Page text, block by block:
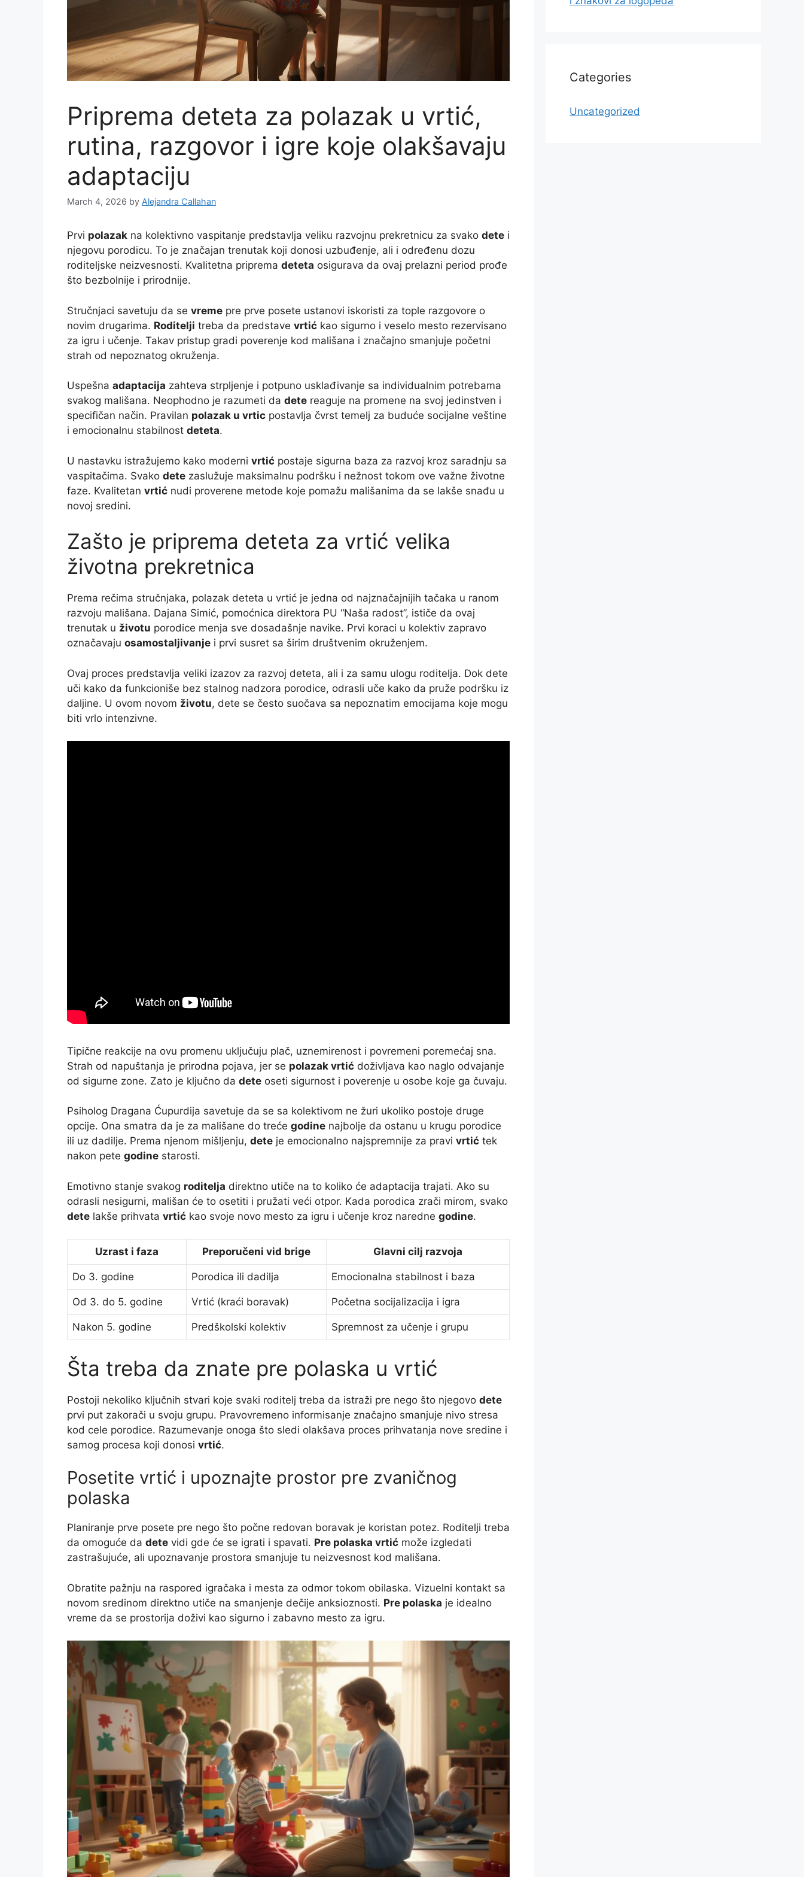
Priprema deteta za polazak u vrtić,
rutina, razgovor i igre koje olakšavaju
adaptaciju
March 4, 2026 by Alejandra Callahan
Prvi polazak na kolektivno vaspitanje predstavlja veliku razvojnu prekretnicu za svako dete i
njegovu porodicu. To je značajan trenutak koji donosi uzbuđenje, ali i određenu dozu
roditeljske neizvesnosti. Kvalitetna priprema deteta osigurava da ovaj prelazni period prođe
što bezbolnije i prirodnije.
Stručnjaci savetuju da se vreme pre prve posete ustanovi iskoristi za tople razgovore o
novim drugarima. Roditelji treba da predstave vrtić kao sigurno i veselo mesto rezervisano
za igru i učenje. Takav pristup gradi poverenje kod mališana i značajno smanjuje početni
strah od nepoznatog okruženja.
Uspešna adaptacija zahteva strpljenje i potpuno usklađivanje sa individualnim potrebama
svakog mališana. Neophodno je razumeti da dete reaguje na promene na svoj jedinstven i
specifičan način. Pravilan polazak u vrtic postavlja čvrst temelj za buduće socijalne veštine
i emocionalnu stabilnost deteta.
U nastavku istražujemo kako moderni vrtić postaje sigurna baza za razvoj kroz saradnju sa
vaspitačima. Svako dete zaslužuje maksimalnu podršku i nežnost tokom ove važne životne
faze. Kvalitetan vrtić nudi proverene metode koje pomažu mališanima da se lakše snađu u
novoj sredini.
Zašto je priprema deteta za vrtić velika
životna prekretnica
Prema rečima stručnjaka, polazak deteta u vrtić je jedna od najznačajnijih tačaka u ranom
razvoju mališana. Dajana Simić, pomoćnica direktora PU “Naša radost”, ističe da ovaj
trenutak u životu porodice menja sve dosadašnje navike. Prvi koraci u kolektiv zapravo
označavaju osamostaljivanje i prvi susret sa širim društvenim okruženjem.
Ovaj proces predstavlja veliki izazov za razvoj deteta, ali i za samu ulogu roditelja. Dok dete
uči kako da funkcioniše bez stalnog nadzora porodice, odrasli uče kako da pruže podršku iz
daljine. U ovom novom životu, dete se često suočava sa nepoznatim emocijama koje mogu
biti vrlo intenzivne.
Tipične reakcije na ovu promenu uključuju plač, uznemirenost i povremeni poremećaj sna.
Strah od napuštanja je prirodna pojava, jer se polazak vrtić doživljava kao naglo odvajanje
od sigurne zone. Zato je ključno da dete oseti sigurnost i poverenje u osobe koje ga čuvaju.
Psiholog Dragana Ćupurdija savetuje da se sa kolektivom ne žuri ukoliko postoje druge
opcije. Ona smatra da je za mališane do treće godine najbolje da ostanu u krugu porodice
ili uz dadilje. Prema njenom mišljenju, dete je emocionalno najspremnije za pravi vrtić tek
nakon pete godine starosti.
Emotivno stanje svakog roditelja direktno utiče na to koliko će adaptacija trajati. Ako su
odrasli nesigurni, mališan će to osetiti i pružati veći otpor. Kada porodica zrači mirom, svako
dete lakše prihvata vrtić kao svoje novo mesto za igru i učenje kroz naredne godine.
Uzrast i faza Preporučeni vid brige Glavni cilj razvoja
Do 3. godine Porodica ili dadilja Emocionalna stabilnost i baza
Od 3. do 5. godine Vrtić (kraći boravak) Početna socijalizacija i igra
Nakon 5. godine Predškolski kolektiv Spremnost za učenje i grupu
Šta treba da znate pre polaska u vrtić
Postoji nekoliko ključnih stvari koje svaki roditelj treba da istraži pre nego što njegovo dete
prvi put zakorači u svoju grupu. Pravovremeno informisanje značajno smanjuje nivo stresa
kod cele porodice. Razumevanje onoga što sledi olakšava proces prihvatanja nove sredine i
samog procesa koji donosi vrtić.
Posetite vrtić i upoznajte prostor pre zvaničnog
polaska
Planiranje prve posete pre nego što počne redovan boravak je koristan potez. Roditelji treba
da omoguće da dete vidi gde će se igrati i spavati. Pre polaska vrtić može izgledati
zastrašujuće, ali upoznavanje prostora smanjuje tu neizvesnost kod mališana.
Obratite pažnju na raspored igračaka i mesta za odmor tokom obilaska. Vizuelni kontakt sa
novom sredinom direktno utiče na smanjenje dečije anksioznosti. Pre polaska je idealno
vreme da se prostorija doživi kao sigurno i zabavno mesto za igru.
Categories
Uncategorized